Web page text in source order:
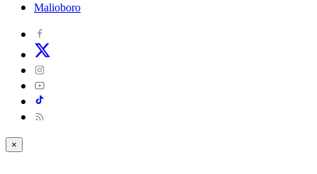
Malioboro
×